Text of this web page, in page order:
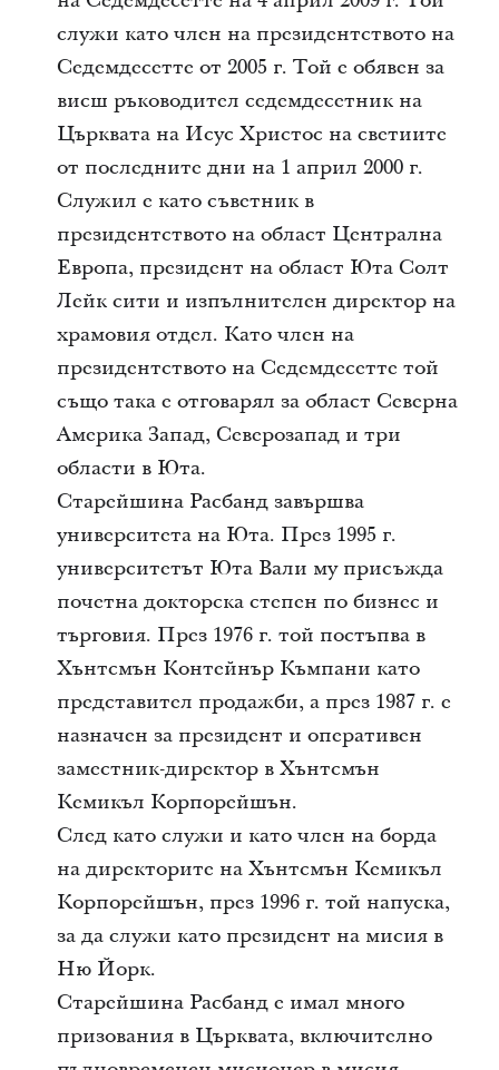
служи като член на президентството на
Седемдесетте от 2005 г. Той е обявен за
висш ръководител седемдесетник на
Църквата на Исус Христос на светиите
от последните дни на 1 април 2000 г.
Служил е като съветник в
президентството на област Централна
Европа, президент на област Юта Солт
Лейк сити и изпълнителен директор на
храмовия отдел. Като член на
президентството на Седемдесетте той
също така е отговарял за област Северна
Америка Запад, Северозапад и три
области в Юта.
Старейшина Расбанд завършва
университета на Юта. През 1995 г.
университетът Юта Вали му присъжда
почетна докторска степен по бизнес и
търговия. През 1976 г. той постъпва в
Хънтсмън Контейнър Къмпани като
представител продажби, а през 1987 г. е
назначен за президент и оперативен
заместник-директор в Хънтсмън
Кемикъл Корпорейшън.
След като служи и като член на борда
на директорите на Хънтсмън Кемикъл
Корпорейшън, през 1996 г. той напуска,
за да служи като президент на мисия в
Ню Йорк.
Старейшина Расбанд е имал много
призования в Църквата, включително